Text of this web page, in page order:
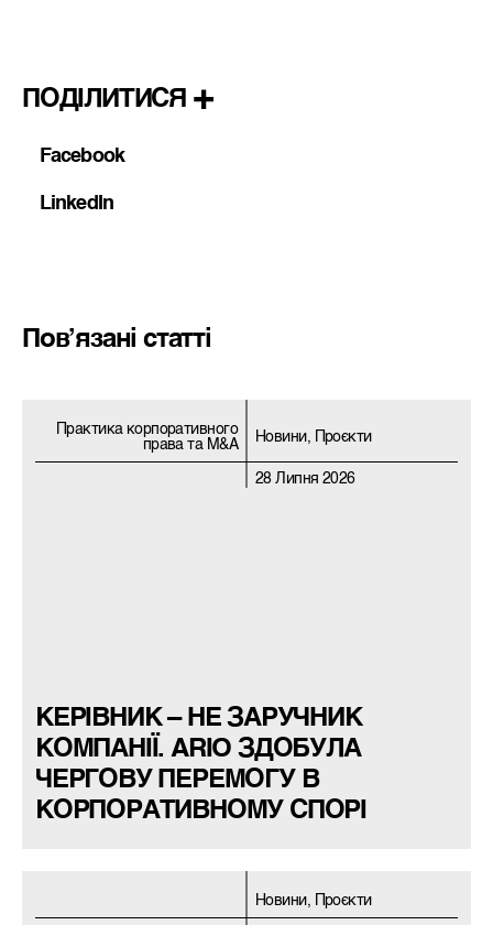
ПОДІЛИТИСЯ
Facebook
LinkedIn
Пов’язані статті
Практика корпоративного
права та M&A
Новини, Проєкти
28 Липня 2026
КЕРІВНИК – НЕ ЗАРУЧНИК
КОМПАНІЇ. ARIO ЗДОБУЛА
ЧЕРГОВУ ПЕРЕМОГУ В
КОРПОРАТИВНОМУ СПОРІ
Новини, Проєкти